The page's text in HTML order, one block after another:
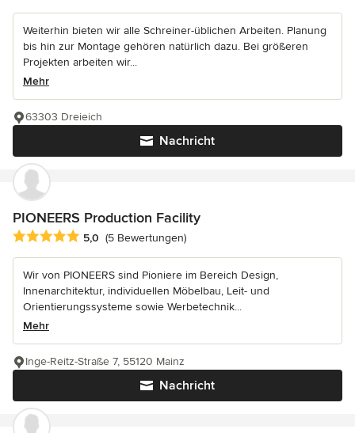
Weiterhin bieten wir alle Schreiner-üblichen Arbeiten. Planung
bis hin zur Montage gehören natürlich dazu. Bei größeren
Projekten arbeiten wir...
Mehr
Nachricht
63303 Dreieich
PIONEERS Production Facility
Durchschnittliche Bewertung: 5 von 5 Sternen
5,0 (5 Bewertungen)
Wir von PIONEERS sind Pioniere im Bereich Design,
Innenarchitektur, individuellen Möbelbau, Leit- und
Orientierungssysteme sowie Werbetechnik...
Mehr
Nachricht
Inge-Reitz-Straße 7, 55120 Mainz